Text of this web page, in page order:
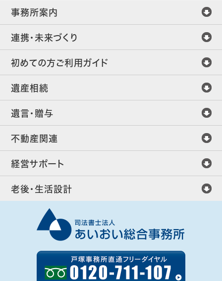
事務所案内
連携・未来づくり
初めての方ご利用ガイド
遺産相続
遺言・贈与
不動産関連
経営サポート
老後・生活設計